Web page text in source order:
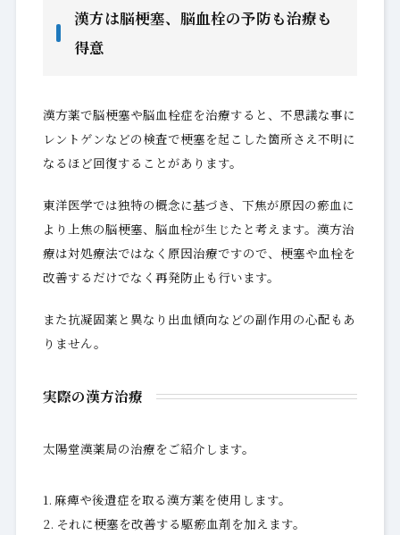
漢方は脳梗塞、脳血栓の予防も治療も
得意
漢方薬で脳梗塞や脳血栓症を治療すると、不思議な事に
レントゲンなどの検査で梗塞を起こした箇所さえ不明に
なるほど回復することがあります。
東洋医学では独特の概念に基づき、下焦が原因の瘀血に
より上焦の脳梗塞、脳血栓が生じたと考えます。漢方治
療は対処療法ではなく原因治療ですので、梗塞や血栓を
改善するだけでなく再発防止も行います。
また抗凝固薬と異なり出血傾向などの副作用の心配もあ
りません。
実際の漢方治療
太陽堂漢薬局の治療をご紹介します。
麻痺や後遺症を取る漢方薬を使用します。
それに梗塞を改善する駆瘀血剤を加えます。